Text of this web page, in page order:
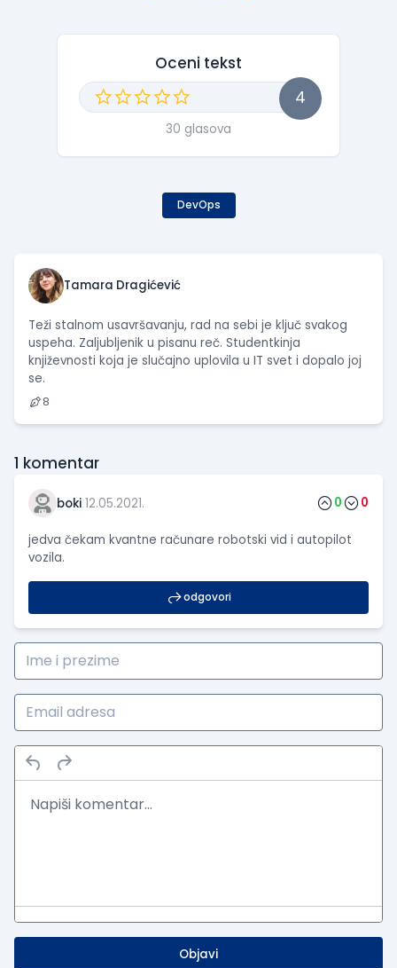
Oceni tekst
4
30 glasova
DevOps
Tamara Dragićević
Teži stalnom usavršavanju, rad na sebi je ključ svakog
uspeha. Zaljubljenik u pisanu reč. Studentkinja
književnosti koja je slučajno uplovila u IT svet i dopalo joj
se.
8
1 komentar
boki 12.05.2021. 0 0
jedva čekam kvantne računare robotski vid i autopilot
vozila.
odgovori
Objavi